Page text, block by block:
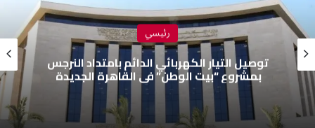
رئيسي
توصيل التيار الكهربائي الدائم بامتداد النرجس
بمشروع “بيت الوطن” في القاهرة الجديدة